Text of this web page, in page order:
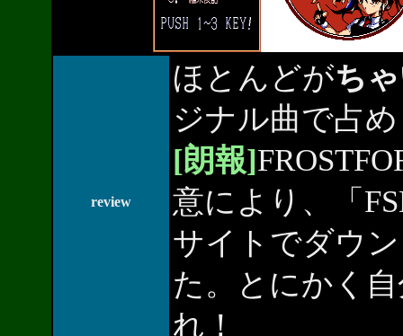
review
ほとんどがち
ジナル曲で占
[朗報]
意により、「
サイトでダウ
た。とにかく
れ！